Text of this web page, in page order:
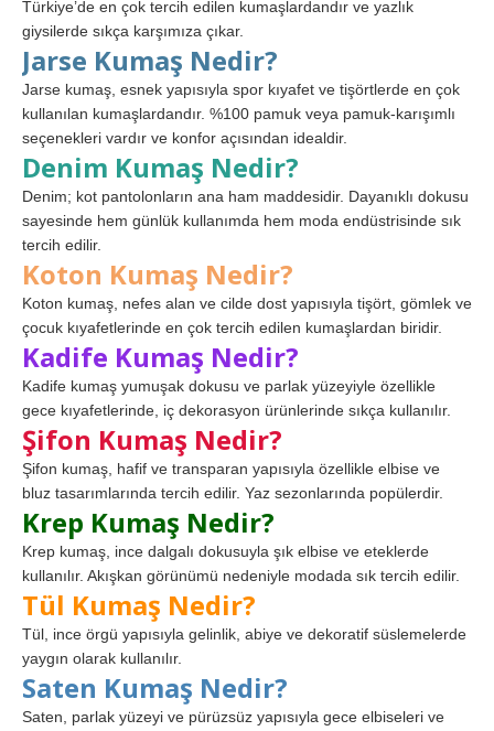
Türkiye’de en çok tercih edilen kumaşlardandır ve yazlık
giysilerde sıkça karşımıza çıkar.
Jarse Kumaş Nedir?
Jarse kumaş, esnek yapısıyla spor kıyafet ve tişörtlerde en çok
kullanılan kumaşlardandır. %100 pamuk veya pamuk-karışımlı
seçenekleri vardır ve konfor açısından idealdir.
Denim Kumaş Nedir?
Denim; kot pantolonların ana ham maddesidir. Dayanıklı dokusu
sayesinde hem günlük kullanımda hem moda endüstrisinde sık
tercih edilir.
Koton Kumaş Nedir?
Koton kumaş, nefes alan ve cilde dost yapısıyla tişört, gömlek ve
çocuk kıyafetlerinde en çok tercih edilen kumaşlardan biridir.
Kadife Kumaş Nedir?
Kadife kumaş yumuşak dokusu ve parlak yüzeyiyle özellikle
gece kıyafetlerinde, iç dekorasyon ürünlerinde sıkça kullanılır.
Şifon Kumaş Nedir?
Şifon kumaş, hafif ve transparan yapısıyla özellikle elbise ve
bluz tasarımlarında tercih edilir. Yaz sezonlarında popülerdir.
Krep Kumaş Nedir?
Krep kumaş, ince dalgalı dokusuyla şık elbise ve eteklerde
kullanılır. Akışkan görünümü nedeniyle modada sık tercih edilir.
Tül Kumaş Nedir?
Tül, ince örgü yapısıyla gelinlik, abiye ve dekoratif süslemelerde
yaygın olarak kullanılır.
Saten Kumaş Nedir?
Saten, parlak yüzeyi ve pürüzsüz yapısıyla gece elbiseleri ve